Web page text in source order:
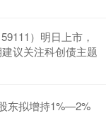
）明日上市，
议关注科创债主题
东拟增持1%—2%